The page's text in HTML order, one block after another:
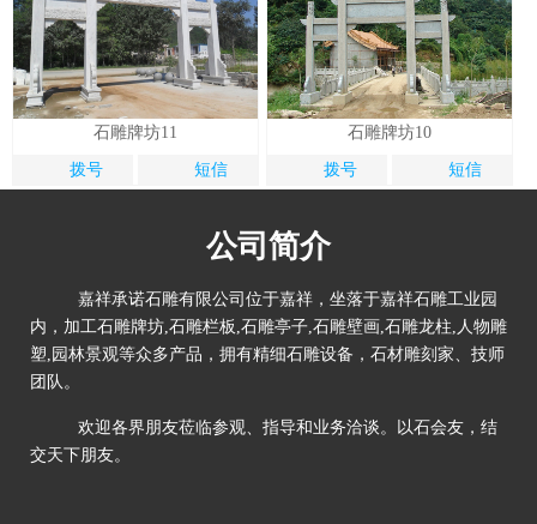
石雕牌坊11
拨号 短信
石雕牌坊10
拨号 短信
公司简介
嘉祥承诺石雕有限公司位于嘉祥，坐落于嘉祥石雕工业园
内，加工石雕牌坊,石雕栏板,石雕亭子,石雕壁画,石雕龙柱,人物雕
塑,园林景观等众多产品，拥有精细石雕设备，石材雕刻家、技师
团队。
欢迎各界朋友莅临参观、指导和业务洽谈。以石会友，结
交天下朋友。